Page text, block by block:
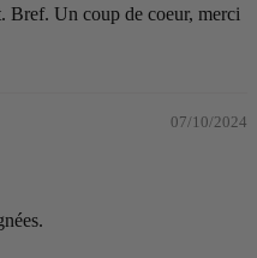
Bref. Un coup de coeur, merci
07/10/2024